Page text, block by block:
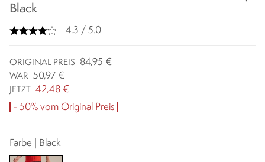
Black
4.3 / 5.0
ORIGINAL PREIS 84,95 €
WAR 50,97 €
JETZT 42,48 €
- 50% vom Original Preis
Farbe | Black